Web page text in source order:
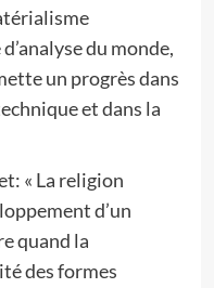
du monde,
un progrès dans
et dans la
« La religion
d’un
quand la
des formes